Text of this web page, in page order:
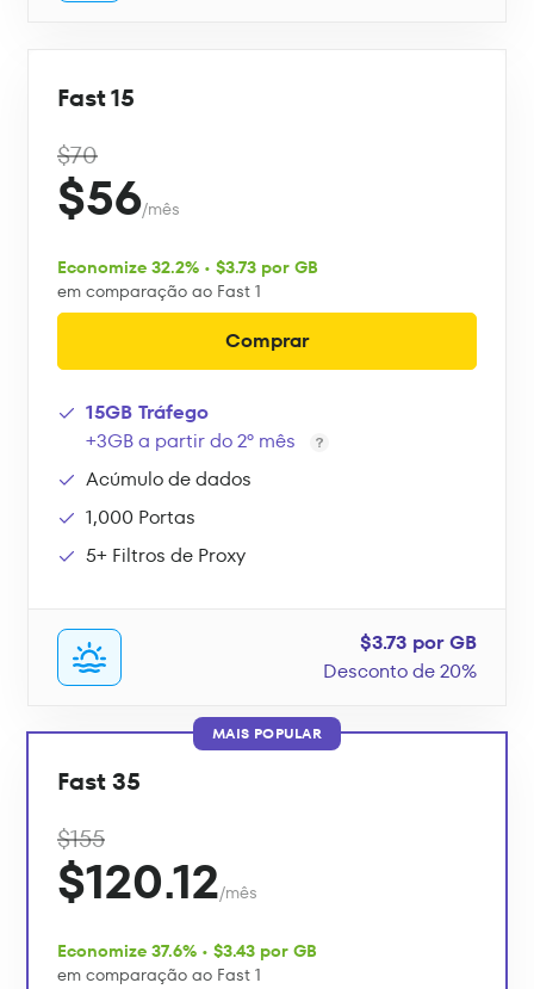
Fast 15
$70
$56/mês
Economize 32.2% • $3.73 por GB
em comparação ao Fast 1
Comprar
15GB Tráfego
+3GB a partir do 2º mês
Acúmulo de dados
1,000 Portas
5+ Filtros de Proxy
$3.73 por GB
Desconto de 20%
MAIS POPULAR
Fast 35
$155
$120.12/mês
Economize 37.6% • $3.43 por GB
em comparação ao Fast 1